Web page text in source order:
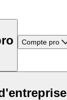
Compte pro